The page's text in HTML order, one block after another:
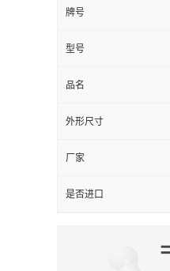
牌号
型号
品名
外形尺寸
厂家
是否进口